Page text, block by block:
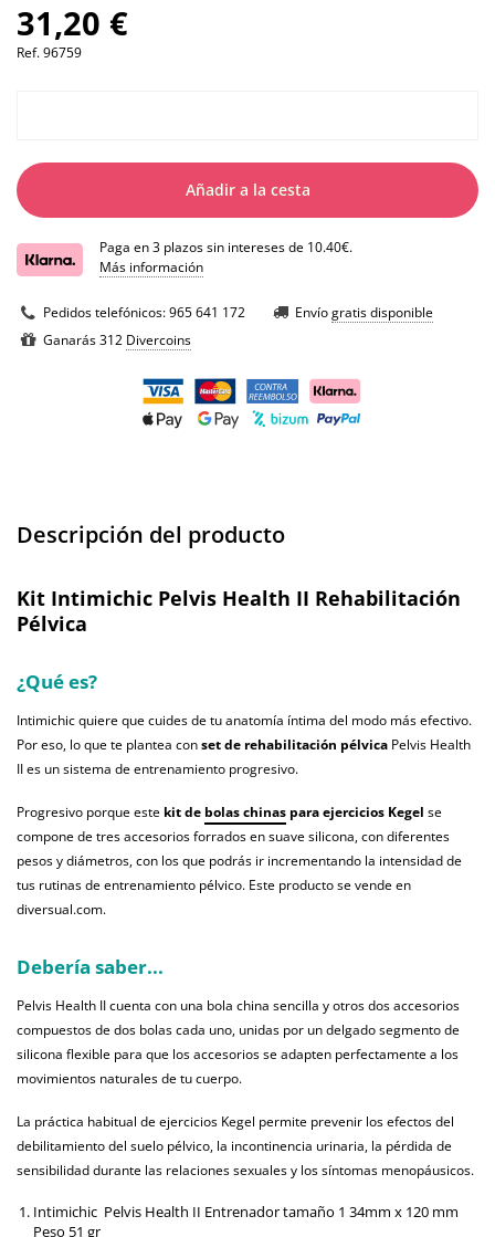
31,20 €
Ref.96759
Añadir a la cesta
Paga en 3 plazos sin intereses de 10.40€.
Más información
Pedidos telefónicos:965 641 172 Envíogratis disponible
Ganarás 312 Divercoins
Descripción del producto
Kit Intimichic Pelvis Health II Rehabilitación
Pélvica
¿Qué es?
Intimichic quiere que cuides de tu anatomía íntima del modo más efectivo.
Por eso, lo que te plantea conset de rehabilitación pélvica Pelvis Health
II es un sistema de entrenamiento progresivo.
Progresivo porque este kit de bolas chinas para ejercicios Kegel se
compone de tres accesorios forrados en suave silicona, con diferentes
pesos y diámetros, con los que podrás ir incrementando la intensidad de
tus rutinas de entrenamiento pélvico. Este producto se vende en
diversual.com.
Debería saber...
Pelvis Health II cuenta con una bola china sencilla y otros dos accesorios
compuestos de dos bolas cada uno, unidas por un delgado segmento de
silicona flexible para que los accesorios se adapten perfectamente a los
movimientos naturales de tu cuerpo.
La práctica habitual de ejercicios Kegel permite prevenir los efectos del
debilitamiento del suelo pélvico, la incontinencia urinaria, la pérdida de
sensibilidad durante las relaciones sexuales y los síntomas menopáusicos.
Intimichic Pelvis Health II Entrenador tamaño 1 34mm x 120 mm
Peso 51 gr